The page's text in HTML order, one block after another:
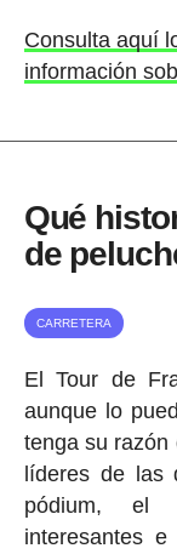
Consulta aquí
información
Qué
de
CARRETERA
El Tour de
aunque lo
tenga su razón
líderes de las
pódium, el
interesantes